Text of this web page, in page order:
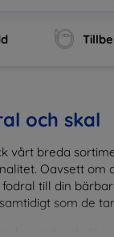
och skal
vårt breda
Oavsett om
till din
som de